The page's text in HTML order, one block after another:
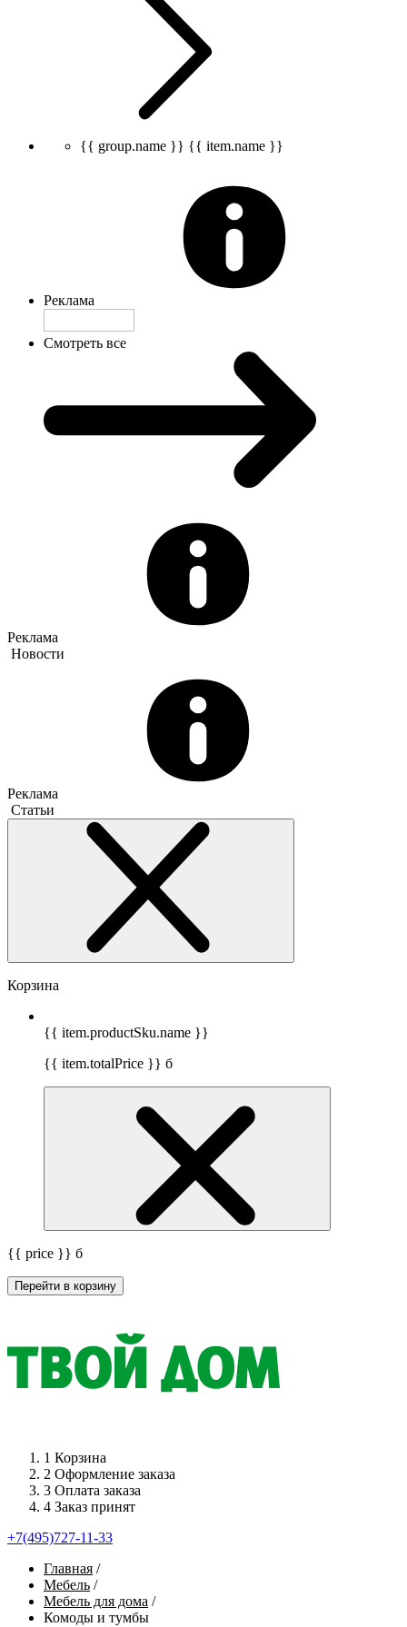
{{ group.name }} {{ item.name }}
Реклама
Смотреть все
Реклама
Новости
Реклама
Статьи
Корзина
{{ item.productSku.name }}
{{ item.totalPrice }} б
{{ price }} б
Перейти в корзину
1 Корзина
2 Оформление заказа
3 Оплата заказа
4 Заказ принят
+7(495)727-11-33
Главная /
Мебель /
Мебель для дома /
Комоды и тумбы